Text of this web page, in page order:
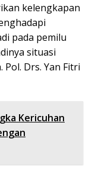
kelengkapan
pada pemilu
situasi
Drs. Yan Fitri
Kericuhan